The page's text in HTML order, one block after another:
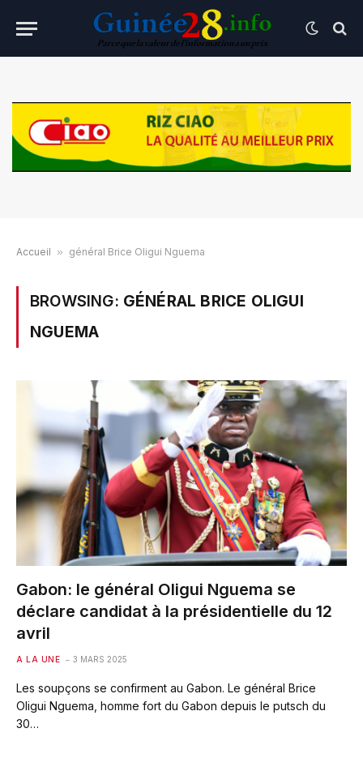
Accueil » général Brice Oligui Nguema
BROWSING: GÉNÉRAL BRICE OLIGUI
NGUEMA
Gabon: le général Oligui Nguema se
déclare candidat à la présidentielle du 12
avril
A LA UNE 3 MARS 2025
Les soupçons se confirment au Gabon. Le général Brice
Oligui Nguema, homme fort du Gabon depuis le putsch du
30…